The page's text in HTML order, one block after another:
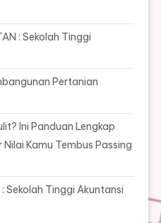
: Sekolah Tinggi
Pertanian
Ini Panduan Lengkap
Kamu Tembus Passing
Sekolah Tinggi Akuntansi